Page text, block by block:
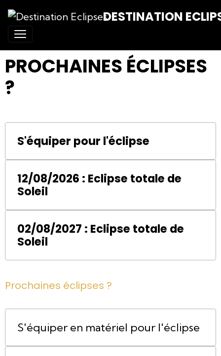
DESTINATION
PROCHAINES ÉCLIPSES
?
S'équiper pour l'éclipse
12/08/2026 : Eclipse totale de
Soleil
02/08/2027 : Eclipse totale de
Soleil
Prochaines éclipses ?
S'équiper en matériel pour l'éclipse